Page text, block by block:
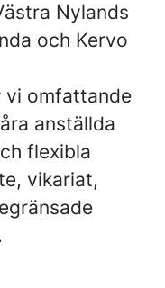
Nylands
och Kervo
vi omfattande
anställda
flexibla
vikariat,